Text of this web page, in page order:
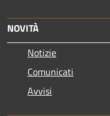
NOVITÀ
Notizie
Comunicati
Avvisi